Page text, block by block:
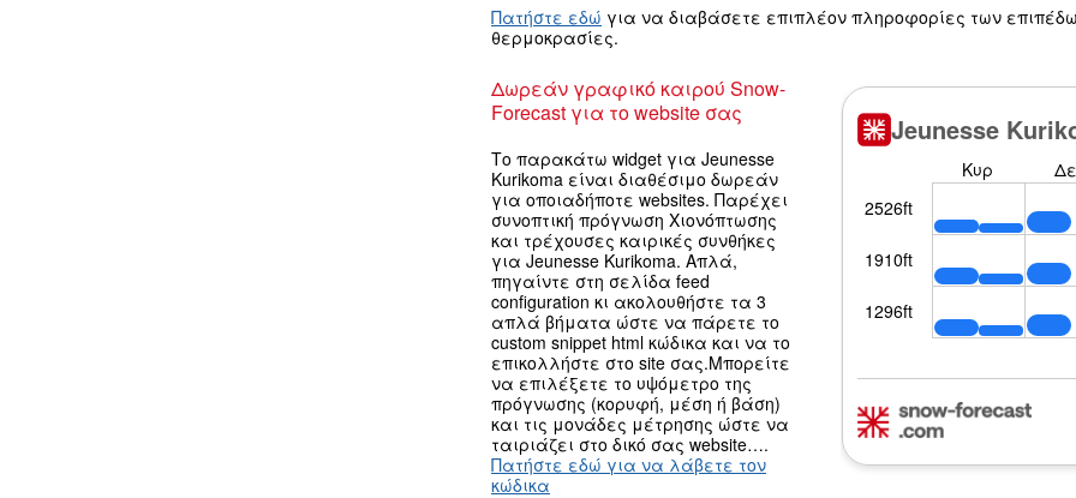
Πατήστε εδώ για να διαβάσετε επιπλέον πληροφορίες των
θερμοκρασίες.
Δωρεάν γραφικό καιρού Snow-
Forecast για το website σας
Το παρακάτω widget για Jeunesse
Kurikoma είναι διαθέσιμο δωρεάν
για οποιαδήποτε websites. Παρέχει
συνοπτική πρόγνωση Χιονόπτωσης
και τρέχουσες καιρικές συνθήκες
για Jeunesse Kurikoma. Απλά,
πηγαίντε στη σελίδα feed
configuration κι ακολουθήστε τα 3
απλά βήματα ώστε να πάρετε το
custom snippet html κώδικα και να το
επικολλήστε στο site σας.Μπορείτε
να επιλέξετε το υψόμετρο της
πρόγνωσης (κορυφή, μέση ή βάση)
και τις μονάδες μέτρησης ώστε να
ταιριάζει στο δικό σας website….
Πατήστε εδώ για να λάβετε τον
κώδικα